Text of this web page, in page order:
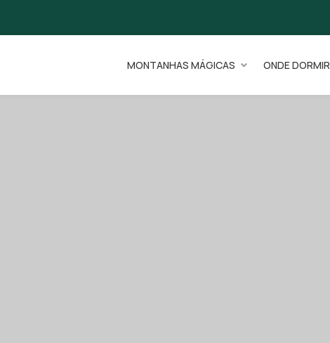
MONTANHAS MÁGICAS ONDE DORMIR